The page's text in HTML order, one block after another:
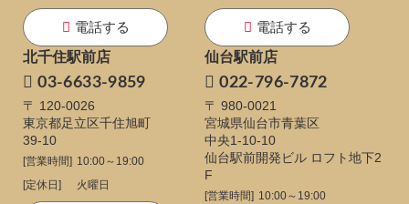
電話する
電話する
北千住駅前店
03-6633-9859
〒 120-0026
東京都足立区千住旭町
39-10
[営業時間] 10:00～19:00
[定休日]
火曜日
仙台駅前店
022-796-7872
〒 980-0021
宮城県仙台市青葉区
中央1-10-10
仙台駅前開発ビル ロフト地下2
F
[営業時間] 10:00～19:00